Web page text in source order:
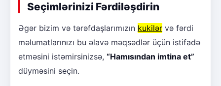
Seçimlərinizi Fərdiləşdirin
Əgər bizim və tərəfdaşlarımızın kukilər və fərdi
məlumatlarınızı bu əlavə məqsədlər üçün istifadə
etməsini istəmirsinizsə, “Hamısından imtina et”
düyməsini seçin.